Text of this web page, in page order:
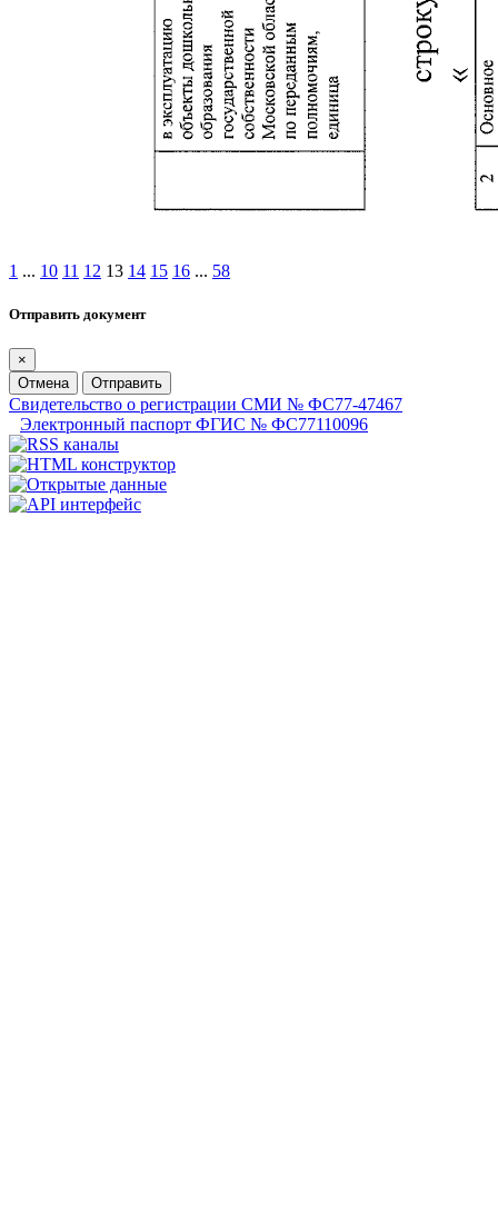
1 ... 10 11 12 13 14 15 16 ... 58
Отправить документ
×
Отмена
Отправить
Свидетельство о регистрации СМИ № ФС77-47467
Электронный паспорт ФГИС № ФС77110096